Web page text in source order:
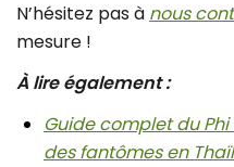
N’hésitez pas à nous
mesure !
À lire également :
Guide complet du
des fantômes en